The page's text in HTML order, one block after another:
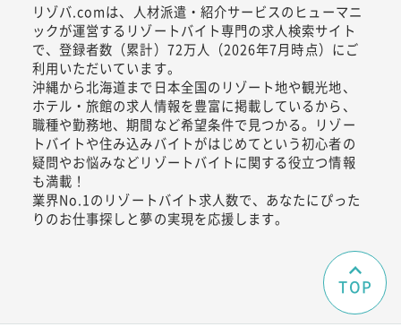
リゾバ.comは、人材派遣・紹介サービスのヒューマニ
ックが運営するリゾートバイト専門の求人検索サイト
で、登録者数（累計）72万人（2026年7月時点）にご
利用いただいています。
沖縄から北海道まで日本全国のリゾート地や観光地、
ホテル・旅館の求人情報を豊富に掲載しているから、
職種や勤務地、期間など希望条件で見つかる。リゾー
トバイトや住み込みバイトがはじめてという初心者の
疑問やお悩みなどリゾートバイトに関する役立つ情報
も満載！
業界No.1のリゾートバイト求人数で、あなたにぴった
りのお仕事探しと夢の実現を応援します。
TOP